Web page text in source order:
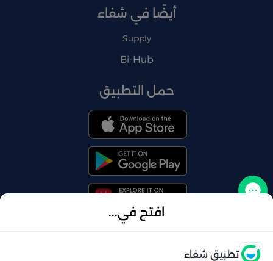
افتح في...
تطبيق شفاء
أيضًا في شفاء
Supply
Bi-Hub
حمل التطبيق
تواصل معنا